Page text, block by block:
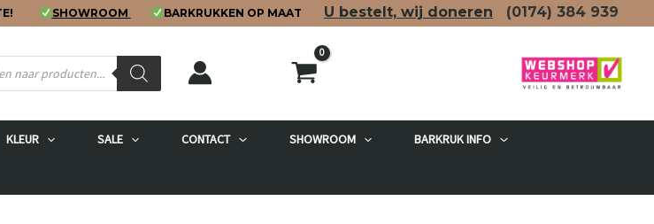
SHOWROOM BARKRUKKEN OP MAAT U bestelt, wij doneren (0174) 384 939
KLEUR SALE CONTACT SHOWROOM BARKRUK INFO